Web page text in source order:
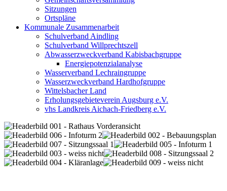
Sitzungen
Ortspläne
Kommunale Zusammenarbeit
Schulverband Aindling
Schulverband Willprechtszell
Abwasserzweckverband Kabisbachgruppe
Energiepotenzialanalyse
Wasserverband Lechraingruppe
Wasserzweckverband Hardhofgruppe
Wittelsbacher Land
Erholungsgebieteverein Augsburg e.V.
vhs Landkreis Aichach-Friedberg e.V.